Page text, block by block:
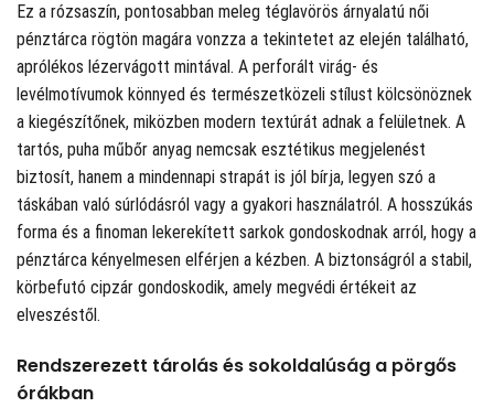
Ez a rózsaszín, pontosabban meleg téglavörös árnyalatú női
pénztárca rögtön magára vonzza a tekintetet az elején található,
aprólékos lézervágott mintával. A perforált virág- és
levélmotívumok könnyed és természetközeli stílust kölcsönöznek
a kiegészítőnek, miközben modern textúrát adnak a felületnek. A
tartós, puha műbőr anyag nemcsak esztétikus megjelenést
biztosít, hanem a mindennapi strapát is jól bírja, legyen szó a
táskában való súrlódásról vagy a gyakori használatról. A hosszúkás
forma és a finoman lekerekített sarkok gondoskodnak arról, hogy a
pénztárca kényelmesen elférjen a kézben. A biztonságról a stabil,
körbefutó cipzár gondoskodik, amely megvédi értékeit az
elveszéstől.
Rendszerezett tárolás és sokoldalúság a pörgős
órákban